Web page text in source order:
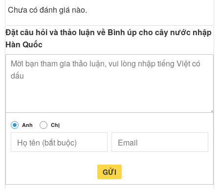
Chưa có đánh giá nào.
Đặt câu hỏi và thảo luận về Bình úp cho cây nước nhập
Hàn Quốc
Anh Chị
GỬI